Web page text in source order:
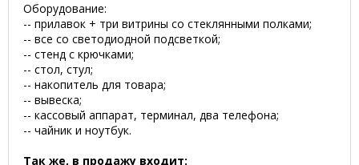
Оборудование:
-- прилавок + три витрины со стеклянными полками;
-- все со светодиодной подсветкой;
-- стенд с крючками;
-- стол, стул;
-- накопитель для товара;
-- вывеска;
-- кассовый аппарат, терминал, два телефона;
-- чайник и ноутбук.
Так же, в продажу входит: